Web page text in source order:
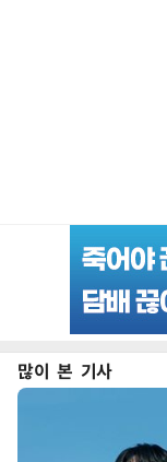
많이 본 기사